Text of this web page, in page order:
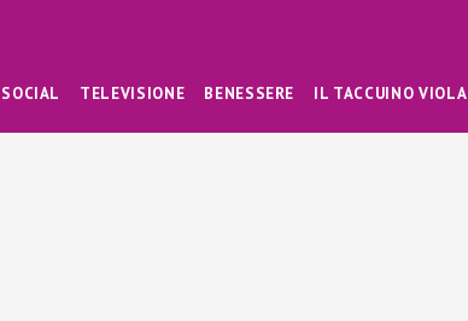
SOCIAL TELEVISIONE BENESSERE IL TACCUINO VIOLA